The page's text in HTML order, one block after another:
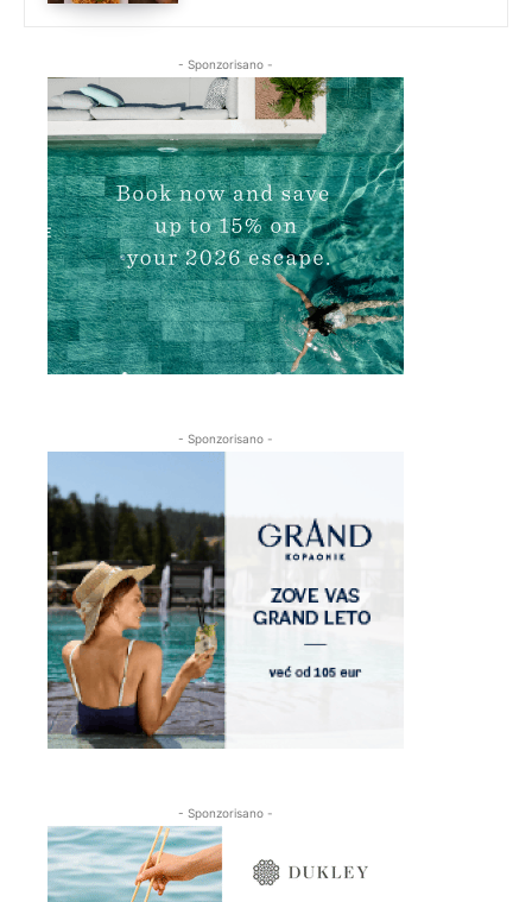
- Sponzorisano -
- Sponzorisano -
- Sponzorisano -